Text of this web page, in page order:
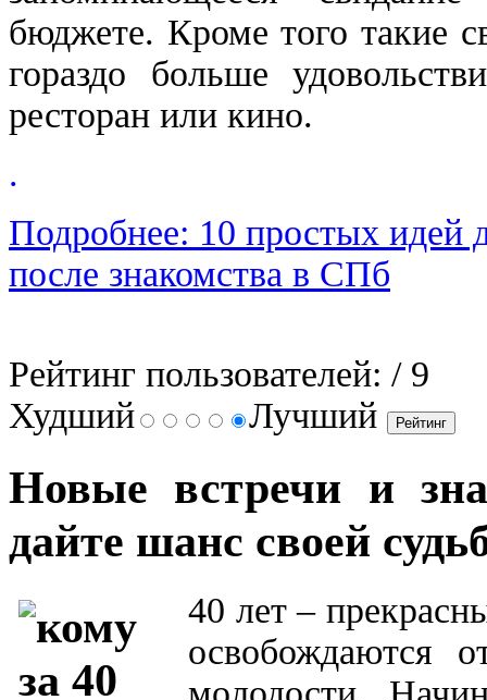
бюджете. Кроме того такие
гораздо больше
ресторан или кино.
.
Подробнее: 10 простых идей
после знакомства в СПб
Рейтинг пользователей: / 9
Худший
Лучший
Новые встречи и
дайте шанс своей
40 лет –
освобождаются